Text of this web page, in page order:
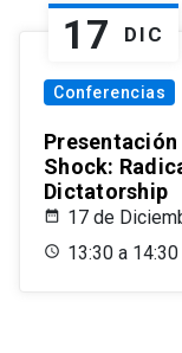
17 DIC
Conferencias
Shock:
Dictatorship
17 de
13:30 a 14:30